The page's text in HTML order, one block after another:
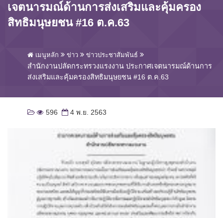
เจตนารมณ์ด้านการส่งเสริมและคุ้มครอง
สิทธิมนุษยชน #16 ต.ค.63
เมนูหลัก ข่าว ข่าวประชาสัมพันธ์
สำนักงานปลัดกระทรวงแรงงาน ประกาศเจตนารมณ์ด้านการ
ส่งเสริมและคุ้มครองสิทธิมนุษยชน #16 ต.ค.63
596 4 พ.ย. 2563